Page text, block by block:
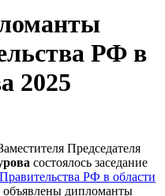
РФ в
2025
Председателя
состоялось заседание
РФ в области
объявлены дипломанты